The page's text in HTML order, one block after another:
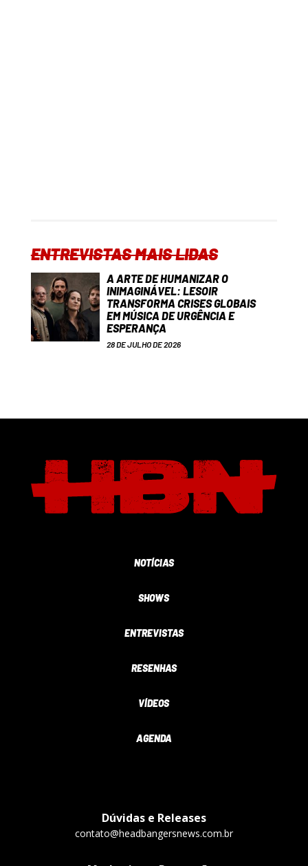
ENTREVISTAS MAIS LIDAS
A ARTE DE HUMANIZAR O
INIMAGINÁVEL: LESOIR
TRANSFORMA CRISES GLOBAIS
EM MÚSICA DE URGÊNCIA E
ESPERANÇA
28 DE JULHO DE 2026
NOTÍCIAS
SHOWS
ENTREVISTAS
RESENHAS
VÍDEOS
AGENDA
Dúvidas e Releases
contato@headbangersnews.com.br